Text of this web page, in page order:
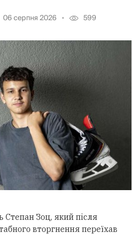
06 серпня 2026 599
Степан Зоц, який після
вторгнення переїхав